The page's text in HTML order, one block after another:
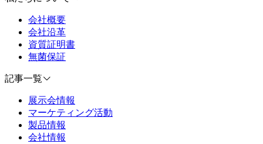
会社概要
会社沿革
資質証明書
無菌保証
記事一覧
展示会情報
マーケティング活動
製品情報
会社情報